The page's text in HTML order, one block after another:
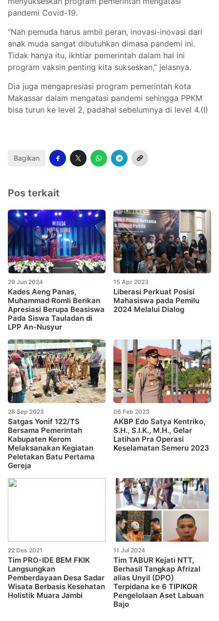
pandemi Covid-19.
“Nah pemuda harus ambil peran, inovasi-inovasi dari
anak muda sangat dibutuhkan dimasa pandemi ini.
Tidak hanya itu, ikhtiar pemerintah dalam hal ini
program vaksin penting kita sukseskan,” jelasnya.
Dia juga mengapresiasi program pemerintah kota
Makassar dalam mengatasi pandemi sehingga PPKM
bisa turun ke level 2, padahal sebelumnya di level 4.(I)
Bagikan
Pos terkait
29 Jun 2024
Kades Aeng Panas,
Muhammad Romli Berikan
Apresiasi Berupa Beasiswa
Pada Siswa Tauladan di
LPP An-Nusyur
15 Apr 2023
Liberasi Perkuat Posisi
Mahasiswa pada Pemilu
2024 Melalui Dialog
28 Sep 2023
Satgas Yonif 122/TS
Bersama Pemerintah
Kabupaten Kerom
Melaksanakan Kegiatan
Peletakan Batu Pertama
Gereja
06 Feb 2023
AKBP Edo Satya Kentriko,
S.H., S.I.K., M.H., Gelar
Latihan Pra Operasi
Keselamatan Semeru 2023
22 Des 2021
Tim PRO-IDE BEM FKIK
Langsungkan
Pemberdayaan Desa Sadar
Wisata Berbasis Kesehatan
Holistik Muara Jambi
11 Jul 2024
Tim TABUR Kejati NTT,
Berhasil Tangkap Afrizal
alias Unyil (DPO)
Terpidana ke 6 TIPIKOR
Pengelolaan Aset Labuan
Bajo